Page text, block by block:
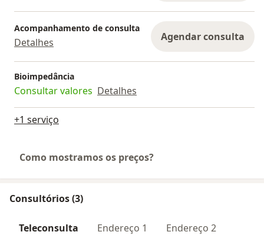
Acompanhamento de consulta
Detalhes Agendar consulta
Bioimpedância
Consultar valores Detalhes
+1 serviço
Como mostramos os preços?
Consultórios (3)
Teleconsulta Endereço 1 Endereço 2